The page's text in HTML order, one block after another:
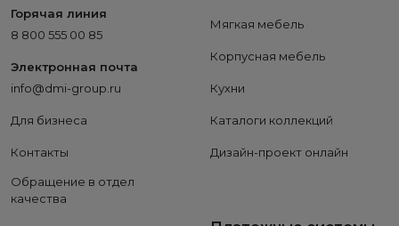
Горячая линия
8 800 555 00 85
Электронная почта
info@dmi-group.ru
Для бизнеса
Контакты
Обращение в отдел
качества
Мягкая мебель
Корпусная мебель
Кухни
Каталоги коллекций
Дизайн-проект онлайн